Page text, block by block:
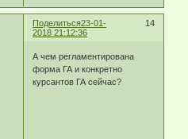
Поделиться 14
23-01-
2018 21:12:36
А чем регламентирована
форма ГА и конкретно
курсантов ГА сейчас?